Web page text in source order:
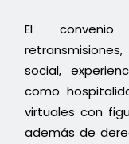
El convenio
social,
como
virtuales con
además de